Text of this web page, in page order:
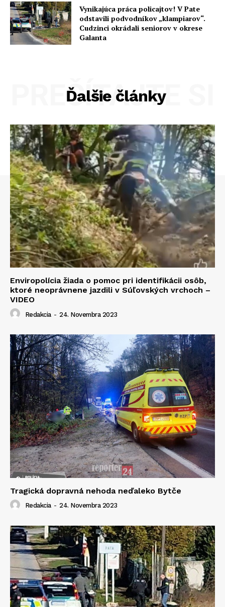
Vynikajúca práca policajtov! V Pate
odstavili podvodníkov „klampiarov“.
Cudzinci okrádali seniorov v okrese
Galanta
Ďalšie články
PREČÍTAJTE SI
Enviropolícia žiada o pomoc pri identifikácii osôb,
ktoré neoprávnene jazdili v Súľovských vrchoch –
VIDEO
Redakcia - 24. Novembra 2023
Tragická dopravná nehoda neďaleko Bytče
Redakcia - 24. Novembra 2023